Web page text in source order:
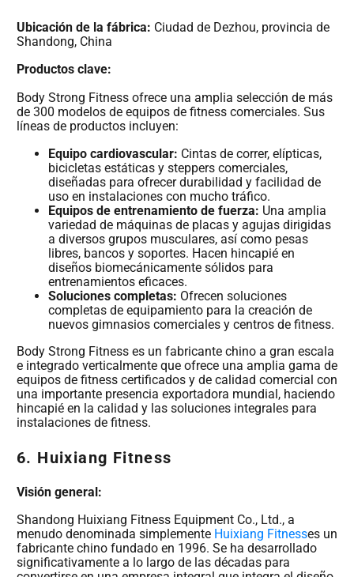
Ubicación de la fábrica: Ciudad de Dezhou, provincia de
Shandong, China
Productos clave:
Body Strong Fitness ofrece una amplia selección de más
de 300 modelos de equipos de fitness comerciales. Sus
líneas de productos incluyen:
Equipo cardiovascular: Cintas de correr, elípticas,
bicicletas estáticas y steppers comerciales,
diseñadas para ofrecer durabilidad y facilidad de
uso en instalaciones con mucho tráfico.
Equipos de entrenamiento de fuerza: Una amplia
variedad de máquinas de placas y agujas dirigidas
a diversos grupos musculares, así como pesas
libres, bancos y soportes. Hacen hincapié en
diseños biomecánicamente sólidos para
entrenamientos eficaces.
Soluciones completas: Ofrecen soluciones
completas de equipamiento para la creación de
nuevos gimnasios comerciales y centros de fitness.
Body Strong Fitness es un fabricante chino a gran escala
e integrado verticalmente que ofrece una amplia gama de
equipos de fitness certificados y de calidad comercial con
una importante presencia exportadora mundial, haciendo
hincapié en la calidad y las soluciones integrales para
instalaciones de fitness.
6. Huixiang Fitness
Visión general:
Shandong Huixiang Fitness Equipment Co., Ltd., a
menudo denominada simplemente Huixiang Fitnesses un
fabricante chino fundado en 1996. Se ha desarrollado
significativamente a lo largo de las décadas para